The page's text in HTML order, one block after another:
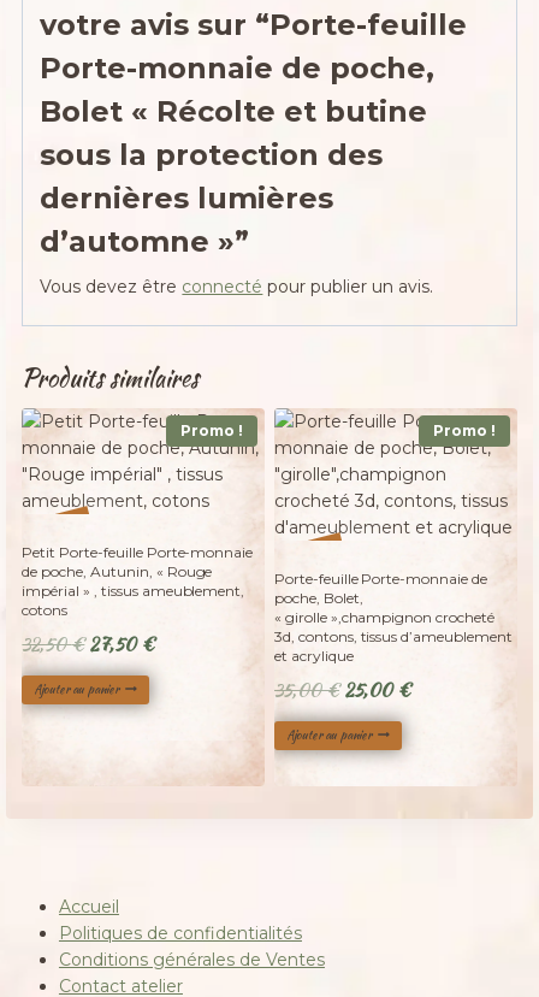
votre avis sur “Porte-feuille
Porte-monnaie de poche,
Bolet « Récolte et butine
sous la protection des
dernières lumières
d’automne »”
Vous devez être connecté pour publier un avis.
Produits similaires
Promo !
Petit Porte-feuille Porte-monnaie
de poche, Autunin, « Rouge
impérial » , tissus ameublement,
cotons
32,50€ Le
prix
initial
27,50€Le
prix
Ajouter au panier
Promo !
Porte-feuille Porte-monnaie de
poche, Bolet,
« girolle »,champignon crocheté
3d, contons, tissus d’ameublement
et acrylique
35,00€ Le
prix
initial
25,00€Le
Ajouter au panier
Accueil
Politiques de confidentialités
Conditions générales de Ventes
Contact atelier